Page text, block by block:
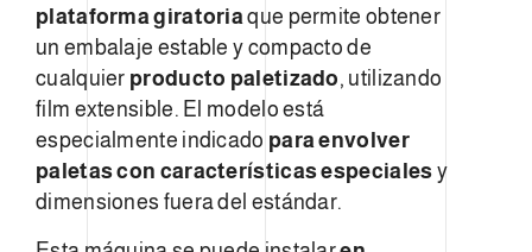
plataforma giratoriaque permite obtener
un embalaje estable y compacto de
cualquier producto paletizado, utilizando
film extensible. El modelo está
especialmente indicado para envolver
paletas con características especiales y
dimensiones fuera del estándar.